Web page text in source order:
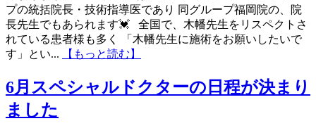
プの統括院長・技術指導医であり 同グループ福岡院の、院
長先生でもあられます💓 全国で、木幡先生をリスペクトさ
れている患者様も多く 「木幡先生に施術をお願いしたいで
す」とい...
【もっと読む】
6月スペシャルドクターの日程が決まり
ました